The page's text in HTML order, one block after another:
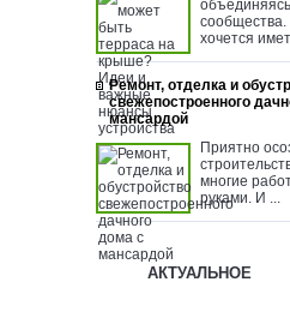
хочется
Ремонт, отделка и
свежепостроенного
мансардой
Приятно
многие
руками. И ...
АКТУАЛЬНОЕ